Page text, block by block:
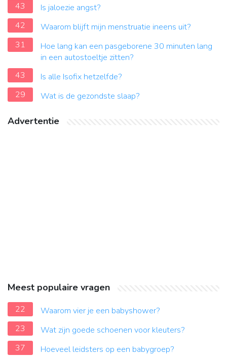
43
Is jaloezie angst?
42
Waarom blijft mijn menstruatie ineens uit?
31
Hoe lang kan een pasgeborene 30 minuten lang
in een autostoeltje zitten?
43
Is alle Isofix hetzelfde?
29
Wat is de gezondste slaap?
Advertentie
Meest populaire vragen
22
Waarom vier je een babyshower?
23
Wat zijn goede schoenen voor kleuters?
37
Hoeveel leidsters op een babygroep?